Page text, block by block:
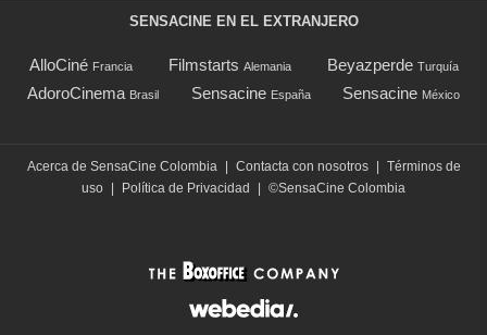
SENSACINE EN EL EXTRANJERO
AlloCiné Francia Filmstarts Alemania Beyazperde Turquía
AdoroCinema Brasil Sensacine España Sensacine México
Acerca de SensaCine Colombia | Contacta con nosotros | Términos de
uso | Política de Privacidad | ©SensaCine Colombia